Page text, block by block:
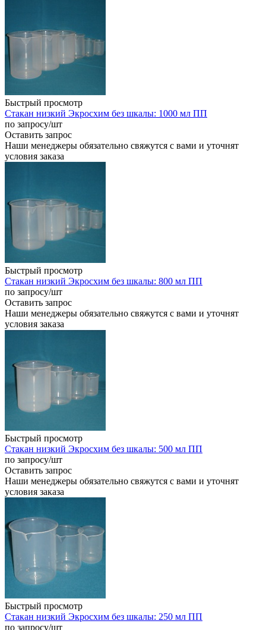
Быстрый просмотр
Стакан низкий Экросхим без шкалы: 1000 мл ПП
по запросу/шт
Оставить запрос
Наши менеджеры обязательно свяжутся с вами и уточнят
условия заказа
Быстрый просмотр
Стакан низкий Экросхим без шкалы: 800 мл ПП
по запросу/шт
Оставить запрос
Наши менеджеры обязательно свяжутся с вами и уточнят
условия заказа
Быстрый просмотр
Стакан низкий Экросхим без шкалы: 500 мл ПП
по запросу/шт
Оставить запрос
Наши менеджеры обязательно свяжутся с вами и уточнят
условия заказа
Быстрый просмотр
Стакан низкий Экросхим без шкалы: 250 мл ПП
по запросу/шт